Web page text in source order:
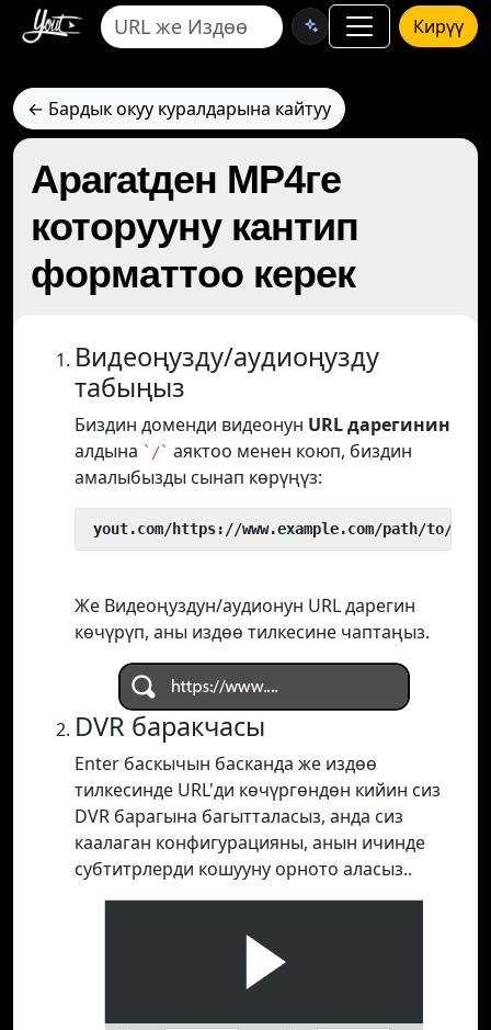
Кирүү
← Бардык окуу куралдарына кайтуу
Aparatден MP4ге
которууну кантип
форматтоо керек
Видеоңузду/аудиоңузду
табыңыз
Биздин доменди видеонун URL дарегинин
алдына `/` аяктоо менен коюп, биздин
амалыбызды сынап көрүңүз:
yout.com/https://www.example.com/path/to/
Же Видеоңуздун/аудионун URL дарегин
көчүрүп, аны издөө тилкесине чаптаңыз.
DVR баракчасы
Enter баскычын басканда же издөө
тилкесинде URL'ди көчүргөндөн кийин сиз
DVR барагына багытталасыз, анда сиз
каалаган конфигурацияны, анын ичинде
субтитрлерди кошууну орното аласыз..